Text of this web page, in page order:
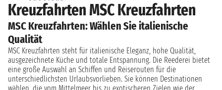
Kreuzfahrten MSC Kreuzfahrten
MSC Kreuzfahrten: Wählen Sie italienische
Qualität
MSC Kreuzfahrten steht für italienische Eleganz, hohe Qualität,
ausgezeichnete Küche und totale Entspannung. Die Reederei bietet
eine große Auswahl an Schiffen und Reiserouten für die
unterschiedlichsten Urlaubsvorlieben. Sie können Destinationen